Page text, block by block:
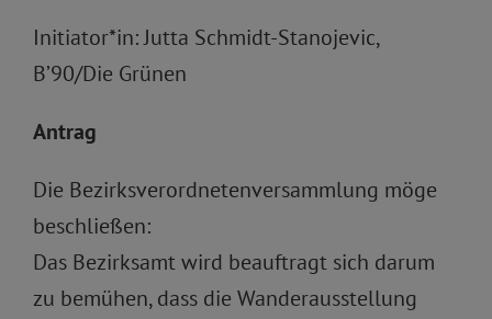
Initiator*in: Jutta Schmidt-Stanojevic,
B’90/Die Grünen
Antrag
Die Bezirksverordnetenversammlung möge
beschließen:
Das Bezirksamt wird beauftragt sich darum
zu bemühen, dass die Wanderausstellung